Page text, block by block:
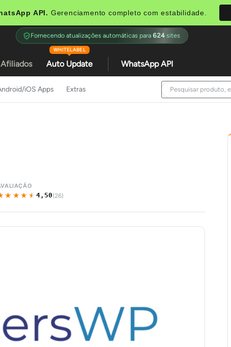
API. Gerenciamento completo com estabilidade.
Afiliados Auto Update
WHITELABEL
WhatsApp API
Fornecendo atualizações automáticas para 624 sites
iOS Apps Extras
4,50(26)